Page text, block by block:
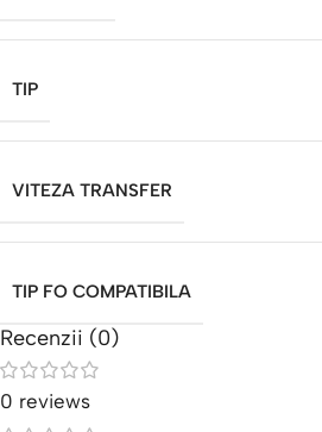
TIP
VITEZA TRANSFER
TIP FO COMPATIBILA
Recenzii (0)
0 reviews